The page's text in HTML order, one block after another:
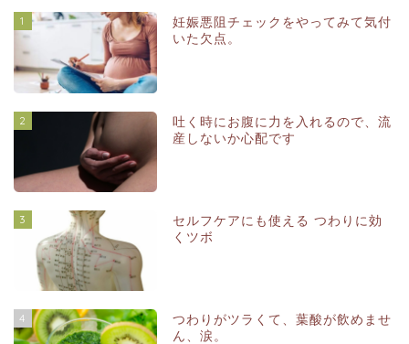
1
妊娠悪阻チェックをやってみて気付
いた欠点。
2
吐く時にお腹に力を入れるので、流
産しないか心配です
3
セルフケアにも使える つわりに効
くツボ
4
つわりがツラくて、葉酸が飲めませ
ん、涙。